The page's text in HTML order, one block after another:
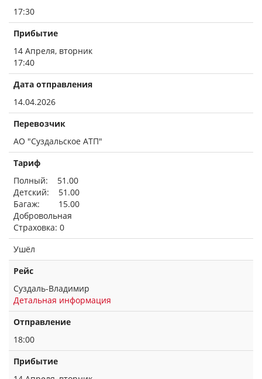
17:30
Прибытие
14 Апреля, вторник
17:40
Дата отправления
14.04.2026
Перевозчик
АО "Суздальское АТП"
Тариф
Полный: 51.00
Детский: 51.00
Багаж: 15.00
Добровольная
Страховка: 0
Ушёл
Рейс
Суздаль-Владимир
Детальная информация
Отправление
18:00
Прибытие